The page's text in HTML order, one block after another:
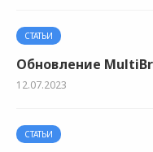
СТАТЬИ
Обновление
12.07.2023
СТАТЬИ